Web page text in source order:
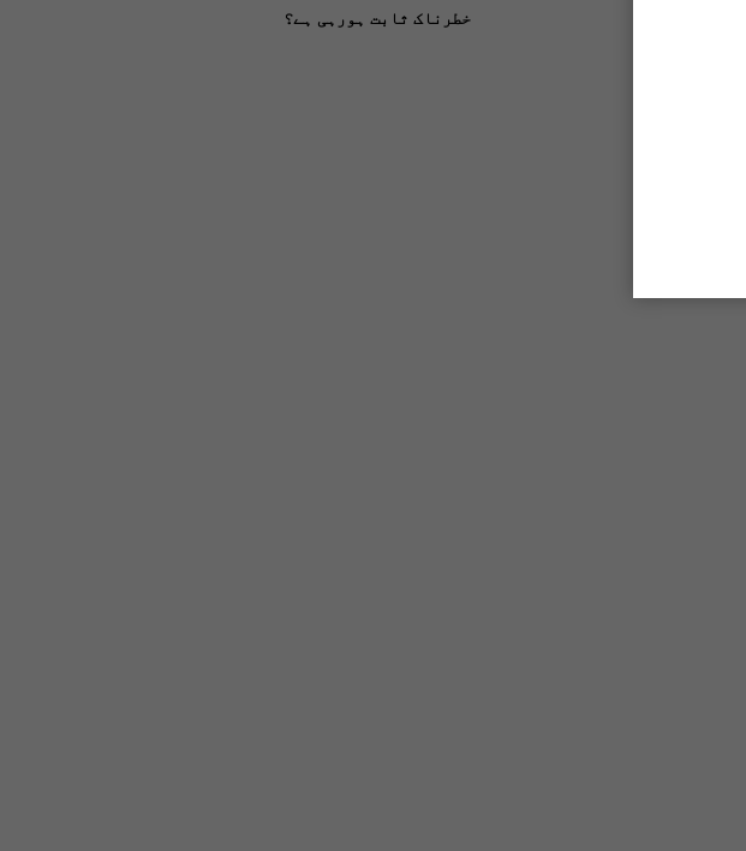
خطرناک ثابت ہورہی ہے؟